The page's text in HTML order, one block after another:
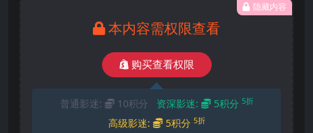
隐藏内容
本内容需权限查看
购买查看权限
普通影迷: 10积分 资深影迷: 5积分 5折
高级影迷: 5积分 5折